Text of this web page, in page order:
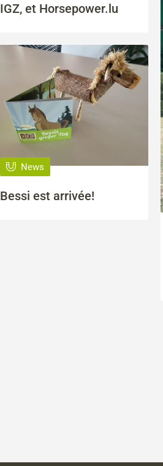
IGZ, et Horsepower.lu
News
Bessi est arrivée!